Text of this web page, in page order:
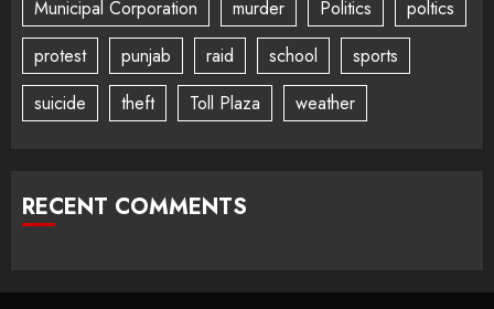
Municipal Corporation
murder Politics
poltics
protest
punjab raid school
sports
suicide
theft Toll Plaza weather
RECENT COMMENTS